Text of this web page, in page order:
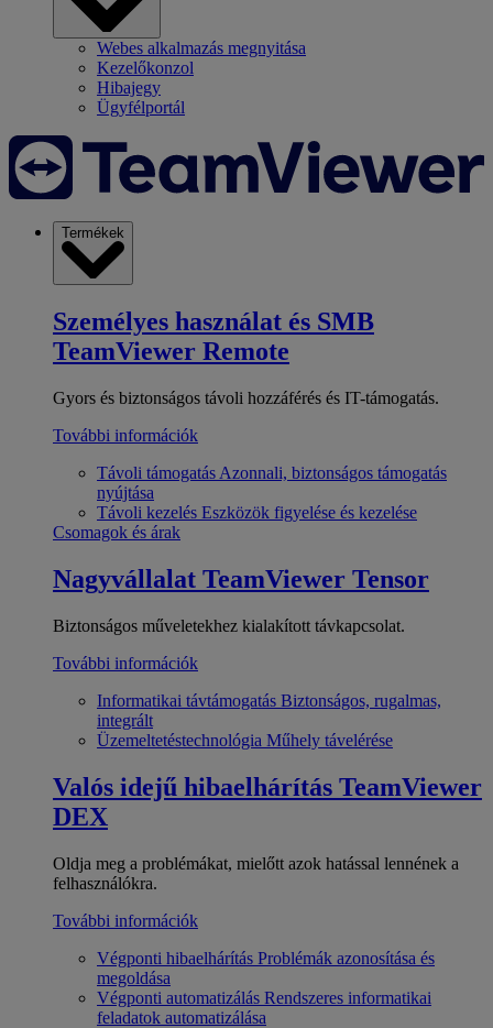
Webes alkalmazás megnyitása
Kezelőkonzol
Hibajegy
Ügyfélportál
Termékek
Személyes használat és SMB
TeamViewer Remote
Gyors és biztonságos távoli hozzáférés és IT-támogatás.
További információk
Távoli támogatás Azonnali, biztonságos támogatás
nyújtása
Távoli kezelés Eszközök figyelése és kezelése
Csomagok és árak
Nagyvállalat TeamViewer Tensor
Biztonságos műveletekhez kialakított távkapcsolat.
További információk
Informatikai távtámogatás Biztonságos, rugalmas,
integrált
Üzemeltetéstechnológia Műhely távelérése
Valós idejű hibaelhárítás TeamViewer
DEX
Oldja meg a problémákat, mielőtt azok hatással lennének a
felhasználókra.
További információk
Végponti hibaelhárítás Problémák azonosítása és
megoldása
Végponti automatizálás Rendszeres informatikai
feladatok automatizálása